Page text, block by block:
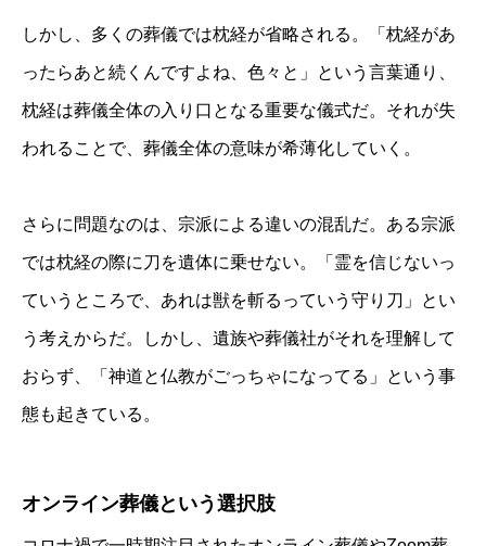
しかし、多くの葬儀では枕経が省略される。「枕経があ
ったらあと続くんですよね、色々と」という言葉通り、
枕経は葬儀全体の入り口となる重要な儀式だ。それが失
われることで、葬儀全体の意味が希薄化していく。
さらに問題なのは、宗派による違いの混乱だ。ある宗派
では枕経の際に刀を遺体に乗せない。「霊を信じないっ
ていうところで、あれは獣を斬るっていう守り刀」とい
う考えからだ。しかし、遺族や葬儀社がそれを理解して
おらず、「神道と仏教がごっちゃになってる」という事
態も起きている。
オンライン葬儀という選択肢